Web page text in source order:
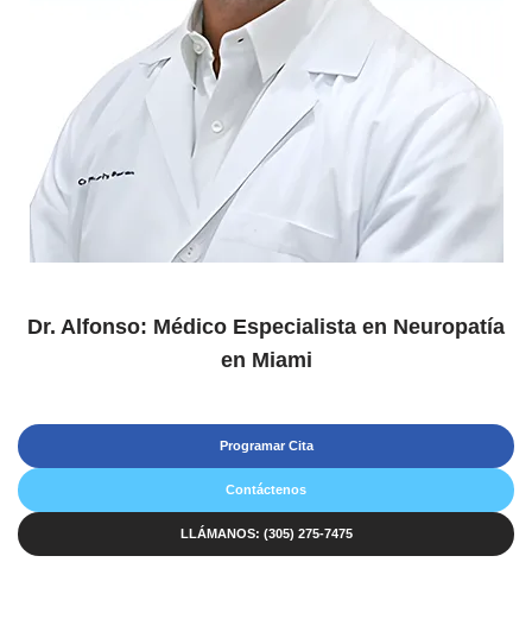
Dr. Alfonso: Médico Especialista en Neuropatía
en Miami
Programar Cita
Contáctenos
LLÁMANOS: (305) 275-7475